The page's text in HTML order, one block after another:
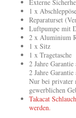
Externe
1 x
Reparaturset
Luftpumpe mit
2 x Aluminium
1 x Sitz
1 x Tragetasche
2 Jahre
2 Jahre
Nur bei privater
gewerblichen
Takacat
werden.